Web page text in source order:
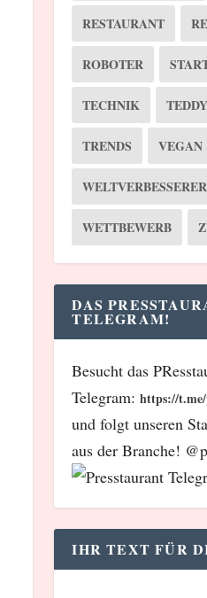
RESTAURANT
ROBOTER
TECHNIK
TRENDS VEGAN
WELTVERBESSERER
WETTBEWERB
DAS
TELEGRAM!
Besucht das
Telegram:https://
und folgt unseren
aus der Branche!
IHR TEXT FÜR